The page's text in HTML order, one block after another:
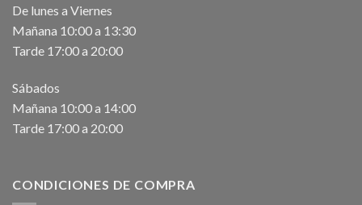
De lunes a Viernes
Mañana 10:00 a 13:30
Tarde 17:00 a 20:00
Sábados
Mañana 10:00 a 14:00
Tarde 17:00 a 20:00
CONDICIONES DE COMPRA